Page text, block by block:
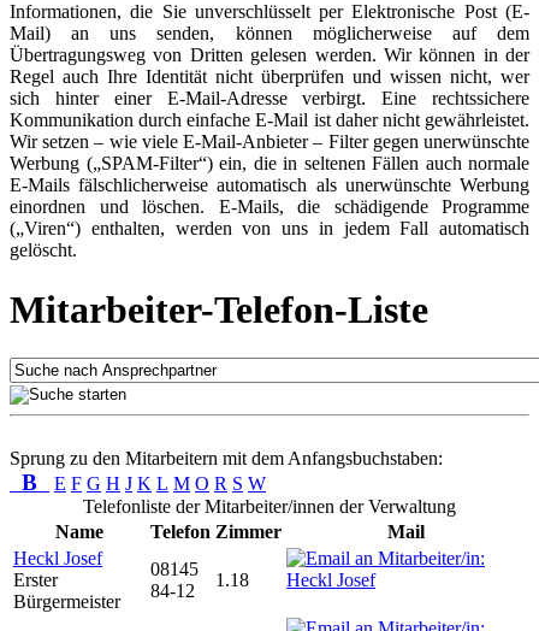
Informationen, die Sie unverschlüsselt per Elektronische Post (E-
Mail) an uns senden, können möglicherweise auf dem
Übertragungsweg von Dritten gelesen werden. Wir können in der
Regel auch Ihre Identität nicht überprüfen und wissen nicht, wer
sich hinter einer E-Mail-Adresse verbirgt. Eine rechtssichere
Kommunikation durch einfache E-Mail ist daher nicht gewährleistet.
Wir setzen – wie viele E-Mail-Anbieter – Filter gegen unerwünschte
Werbung („SPAM-Filter“) ein, die in seltenen Fällen auch normale
E-Mails fälschlicherweise automatisch als unerwünschte Werbung
einordnen und löschen. E-Mails, die schädigende Programme
(„Viren“) enthalten, werden von uns in jedem Fall automatisch
gelöscht.
Mitarbeiter-Telefon-Liste
Sprung zu den Mitarbeitern mit dem Anfangsbuchstaben:
B E F G H J K L M O R S W
Telefonliste der Mitarbeiter/innen der Verwaltung
Name
Telefon Zimmer
Mail
Heckl Josef
Erster
Bürgermeister
08145
84-12
1.18